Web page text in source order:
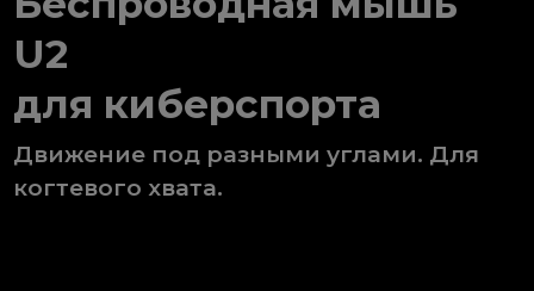
U2
для киберспорта
Движение под разными углами. Для
когтевого хвата.